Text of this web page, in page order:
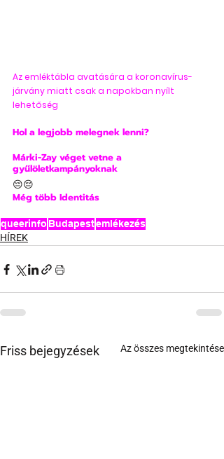
Az emléktábla avatására a koronavírus-
járvány miatt csak a napokban nyílt
lehetőség
Hol a legjobb melegnek lenni?
Márki-Zay véget vetne a
gyűlöletkampányoknak
😔😔
Még több Identitás
queerinfo Budapestemlékezés
HÍREK
Friss bejegyzések Az összes megtekintése